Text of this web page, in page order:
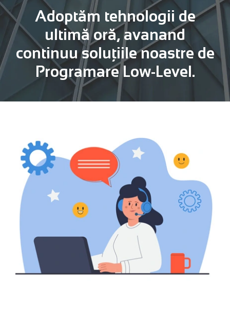
Adoptăm tehnologii de
ultimă oră, avanand
continuu soluțiile noastre de
Programare Low-Level.